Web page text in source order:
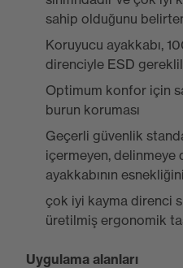
sahip olduğunu
Koruyucu ayakkabı,
direnciyle ESD
Optimum konfor için
burun koruması
Geçerli güvenlik
içermeyen, delinmeye
ayakkabının
çok iyi kayma direnci
üretilmiş ergonomik
Uygulama alanları